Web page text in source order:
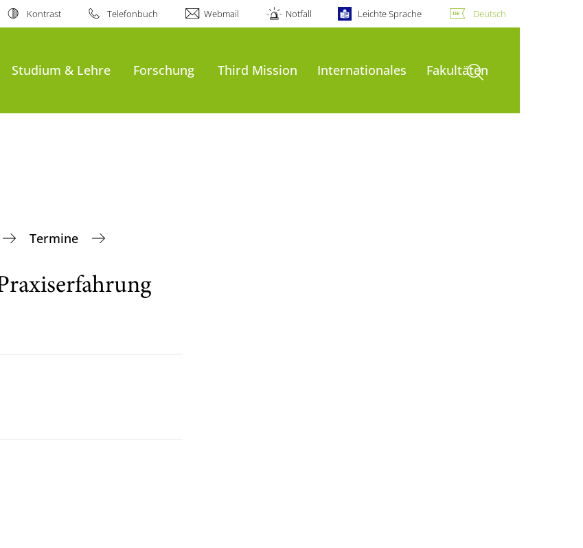
Kontrast Telefonbuch Webmail Notfall Leichte Sprache Deutsch
Studium & Lehre Forschung Third Mission Internationales FakultätenSuche öffnen
Termine